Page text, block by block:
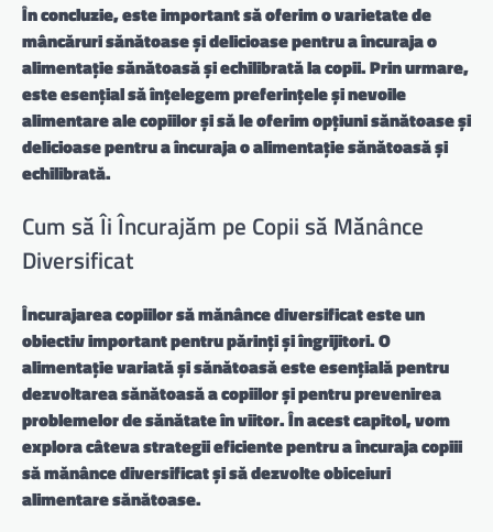
În concluzie, este important să oferim o varietate de
mâncăruri sănătoase și delicioase pentru a încuraja o
alimentație sănătoasă și echilibrată la copii. Prin urmare,
este esențial să înțelegem preferințele și nevoile
alimentare ale copiilor și să le oferim opțiuni sănătoase și
delicioase pentru a încuraja o alimentație sănătoasă și
echilibrată.
Cum să Îi Încurajăm pe Copii să Mănânce
Diversificat
Încurajarea copiilor să mănânce diversificat este un
obiectiv important pentru părinți și îngrijitori. O
alimentație variată și sănătoasă este esențială pentru
dezvoltarea sănătoasă a copiilor și pentru prevenirea
problemelor de sănătate în viitor. În acest capitol, vom
explora câteva strategii eficiente pentru a încuraja copiii
să mănânce diversificat și să dezvolte obiceiuri
alimentare sănătoase.